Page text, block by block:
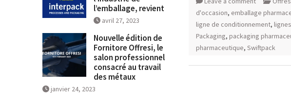
d'occasion, emballage
ligne de conditionnement,
Packaging, packaging
pharmaceutique, Swiftpack
l’emballage, revient
avril 27, 2023
Nouvelle édition de
Fornitore Offresi, le
salon professionnel
consacré au travail
des métaux
janvier 24, 2023